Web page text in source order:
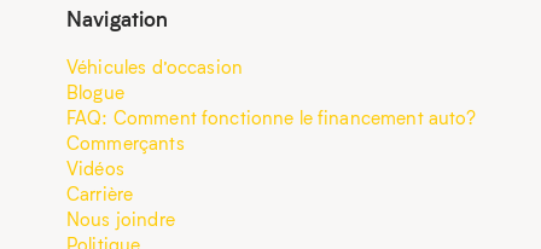
Navigation
Véhicules d’occasion
Blogue
FAQ: Comment fonctionne le financement auto?
Commerçants
Vidéos
Carrière
Nous joindre
Politique